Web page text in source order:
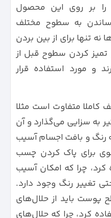
را بر روی این محصول
به سطوح مختلف
نه تنها برای از بین بردن
تمیز کردن سطوح قبل از
و مورد استفاده قرار
متفاوت است مثلا
به سزایی می‌گذارد و آن
رنگ و بافت اجسام آسیب
برای پاک کردن چسب
چرا که امکان آسیب
تغییر رنگ وجود دارد.
پوست باید از حلال‌های
کرد، چرا که حلال‌های